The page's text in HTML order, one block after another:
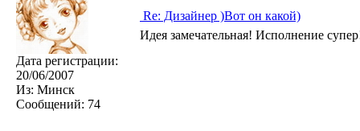
Дата регистрации:
20/06/2007
Из: Минск
Сообщений: 74
Re: Дизайнер )Вот он какой)
Идея замечательная! Исполнение